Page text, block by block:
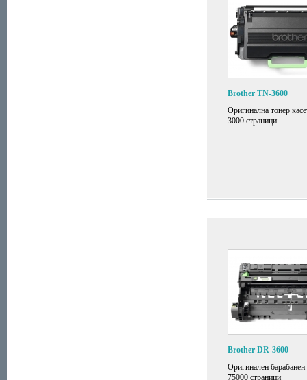
Brother TN-3600
Оригинална тонер
3000 страници
Brother DR-3600
Оригинален
75000 страници